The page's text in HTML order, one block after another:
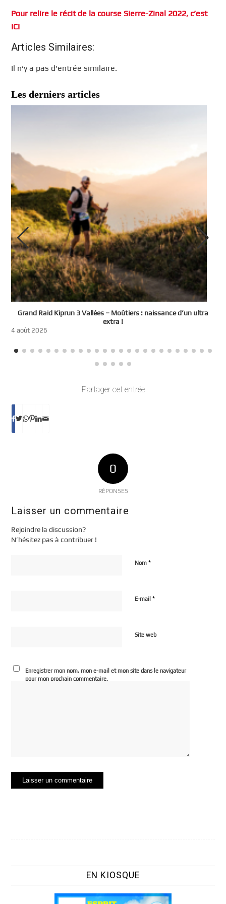
Pour relire le récit de la course Sierre-Zinal 2022, c’est
ICI
Articles Similaires:
Il n’y a pas d’entrée similaire.
Les derniers articles
Grand Raid Kiprun 3 Vallées – Moûtiers : naissance d’un ultra
extra !
4 août 2026
Partager cet entrée
0
RÉPONSES
Laisser un commentaire
Rejoindre la discussion?
N’hésitez pas à contribuer !
Nom*
E-mail*
Site web
Enregistrer mon nom, mon e-mail et mon site dans le navigateur
pour mon prochain commentaire.
EN KIOSQUE